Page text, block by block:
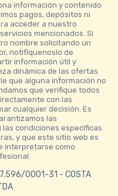
información y contenido
pagos, depósitos ni
acceder a nuestro
mencionados. Si
nombre solicitando un
notifíquenoslo de
información útil y
dinámica de las ofertas
que alguna información no
que verifique todos
con las
cualquier decisión. Es
las
condiciones específicas
y que este sitio web es
interpretarse como
0001-31 - COSTA